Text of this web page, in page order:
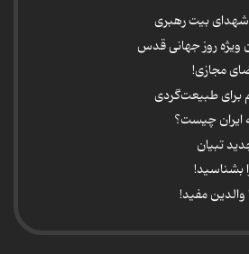
شهدای بیت رهبری
روز جهانی قدس
مجازی!
ایران چیست؟
تبیان
بشناسید!
مفید!